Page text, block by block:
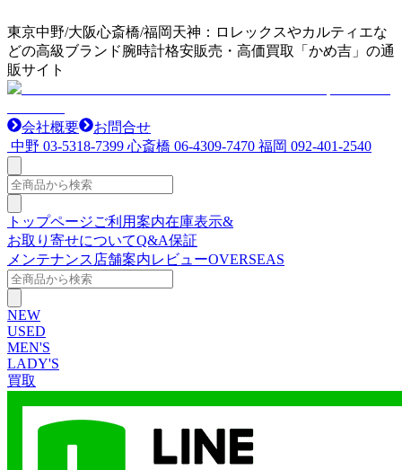
東京中野/大阪心斎橋/福岡天神：ロレックスやカルティエな
どの高級ブランド腕時計格安販売・高価買取「かめ吉」の通
販サイト
会社概要
お問合せ
中野 03-5318-7399 心斎橋 06-4309-7470 福岡 092-401-2540
トップページご利用案内在庫表示&
お取り寄せについてQ&A保証
メンテナンス 店舗案内レビューOVERSEAS
NEW
USED
MEN'S
LADY'S
買取